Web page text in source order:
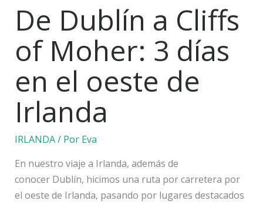
De Dublín a Cliffs
of Moher: 3 días
en el oeste de
Irlanda
IRLANDA/ Por Eva
En nuestro viaje a Irlanda, además de
conocer Dublín, hicimos una ruta por carretera por
el oeste de Irlanda, pasando por lugares destacados